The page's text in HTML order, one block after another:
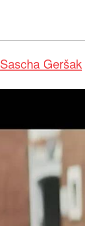
Sascha Geršak